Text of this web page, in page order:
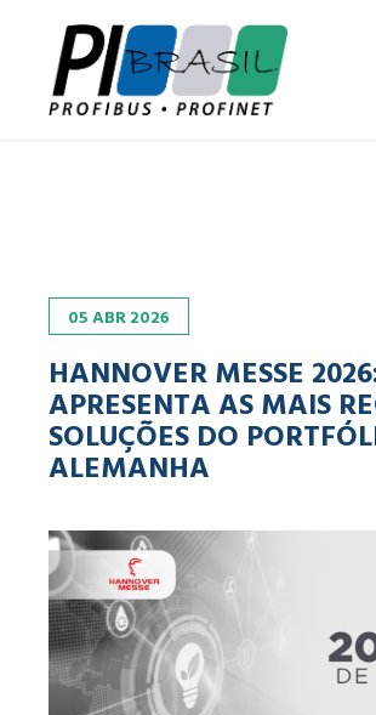
05ABR2026
HANNOVER MESSE
APRESENTA AS MAIS
SOLUÇÕES DO
ALEMANHA